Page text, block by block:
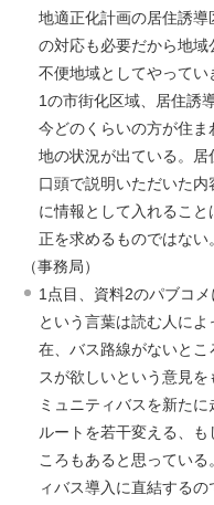
地適正化計画の居住誘
の対応も必要だから地
不便地域としてやってい
1の市街化区域、居住誘
今どのくらいの方が住
地の状況が出ている。
口頭で説明いただいた
に情報として入れるこ
正を求めるものではない。
（事務局）
1点目、資料2のパブコ
という言葉は読む人に
在、バス路線がないと
スが欲しいという意見
ミュニティバスを新た
ルートを若干変える、
ころもあると思ってい
ィバス導入に直結する